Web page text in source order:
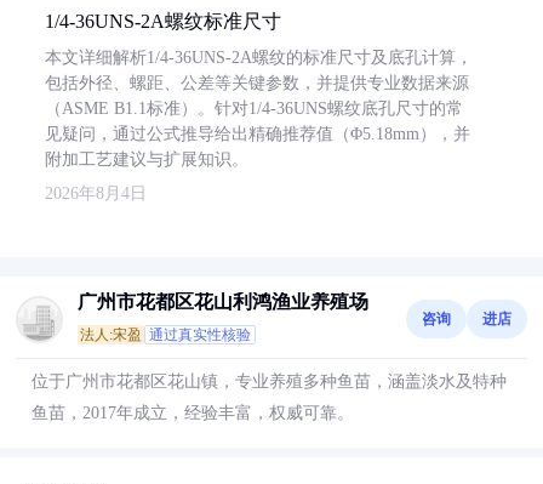
1/4-36UNS-2A螺纹标准尺寸
本文详细解析1/4-36UNS-2A螺纹的标准尺寸及底孔计算，
包括外径、螺距、公差等关键参数，并提供专业数据来源
（ASME B1.1标准）。针对1/4-36UNS螺纹底孔尺寸的常
见疑问，通过公式推导给出精确推荐值（Φ5.18mm），并
附加工艺建议与扩展知识。
2026年8月4日
广州市花都区花山利鸿渔业养殖场
法人:宋盈 通过真实性核验
咨询 进店
位于广州市花都区花山镇，专业养殖多种鱼苗，涵盖淡水及特种
鱼苗，2017年成立，经验丰富，权威可靠。